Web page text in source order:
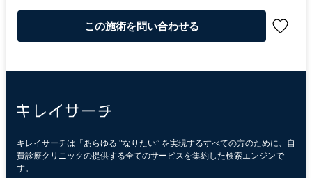
この施術を問い合わせる
キレイサーチは「あらゆる “なりたい” を実現するすべての方のために、自
費診療クリニックの提供する全てのサービスを集約した検索エンジンで
す。